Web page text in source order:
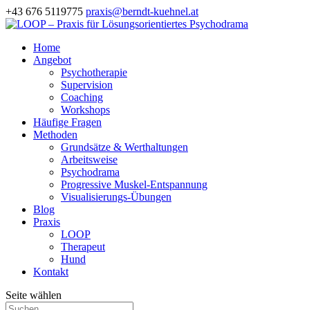
+43 676 5119775 praxis@berndt-kuehnel.at
Home
Angebot
Psychotherapie
Supervision
Coaching
Workshops
Häufige Fragen
Methoden
Grundsätze & Werthaltungen
Arbeitsweise
Psychodrama
Progressive Muskel-Entspannung
Visualisierungs-Übungen
Blog
Praxis
LOOP
Therapeut
Hund
Kontakt
Seite wählen